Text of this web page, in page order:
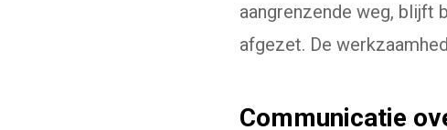
aangrenzende weg, blijft
afgezet. De
Communicatie